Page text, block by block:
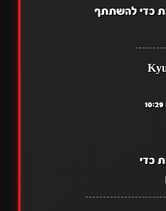
כדי להשתתף
מרץ 3, 2022 בשעה 10:29
כדי